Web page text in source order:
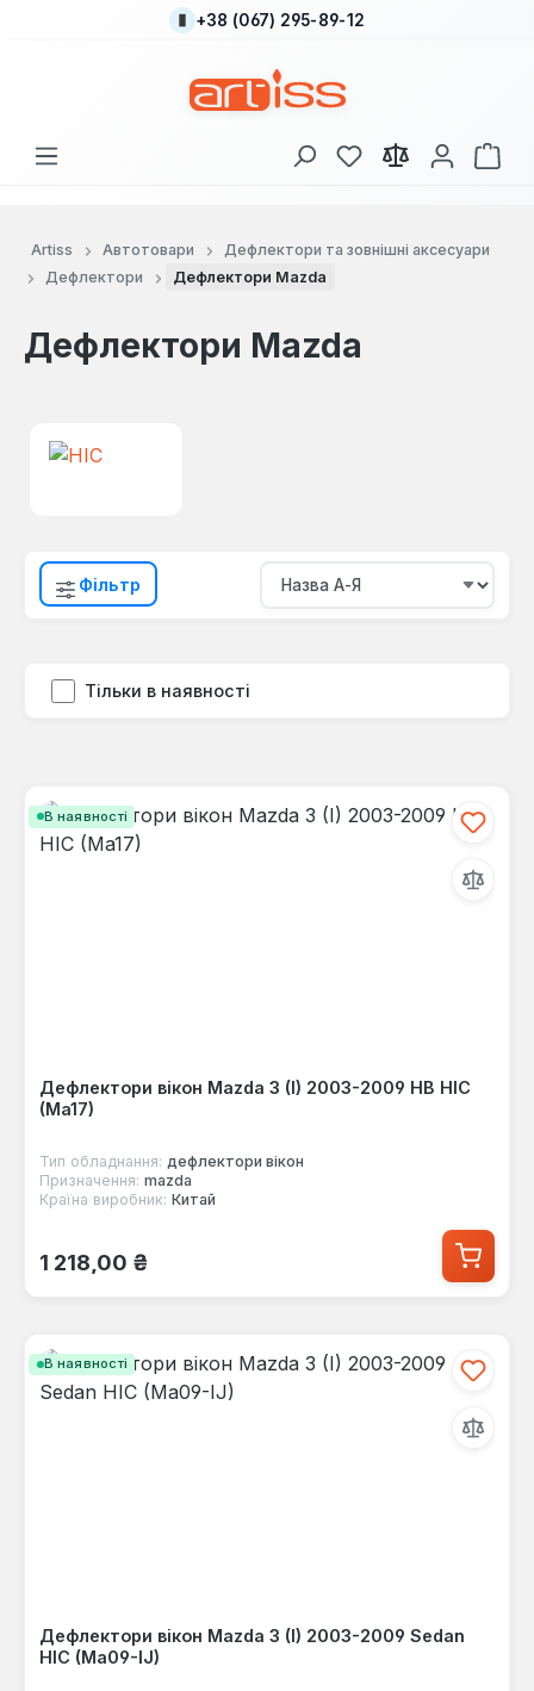
Перейти до основного вмісту
+38 (067) 295-89-12
У вас є 0 у списку
Artiss Автотовари
Дефлектори та зовнішні аксесуари
Дефлектори
Дефлектори Mazda
Дефлектори Mazda
Фільтр
Тільки в наявності
В наявності
Дефлектори вікон Mazda 3 (I) 2003-2009 HB HIC
(Ma17)
Тип обладнання: дефлектори вікон
Призначення: mazda
Країна виробник: Китай
Звичайна ціна:
1 218,00 ₴
В наявності
Дефлектори вікон Mazda 3 (I) 2003-2009 Sedan
HIC (Ma09-IJ)